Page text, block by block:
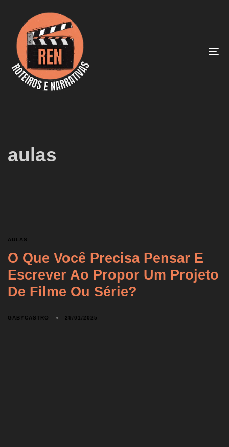
aulas
AULAS
O Que Você Precisa Pensar E
Escrever Ao Propor Um Projeto
De Filme Ou Série?
GABYCASTRO 29/01/2025